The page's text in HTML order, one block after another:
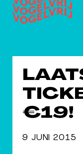
€19!
9 JUNI 2015